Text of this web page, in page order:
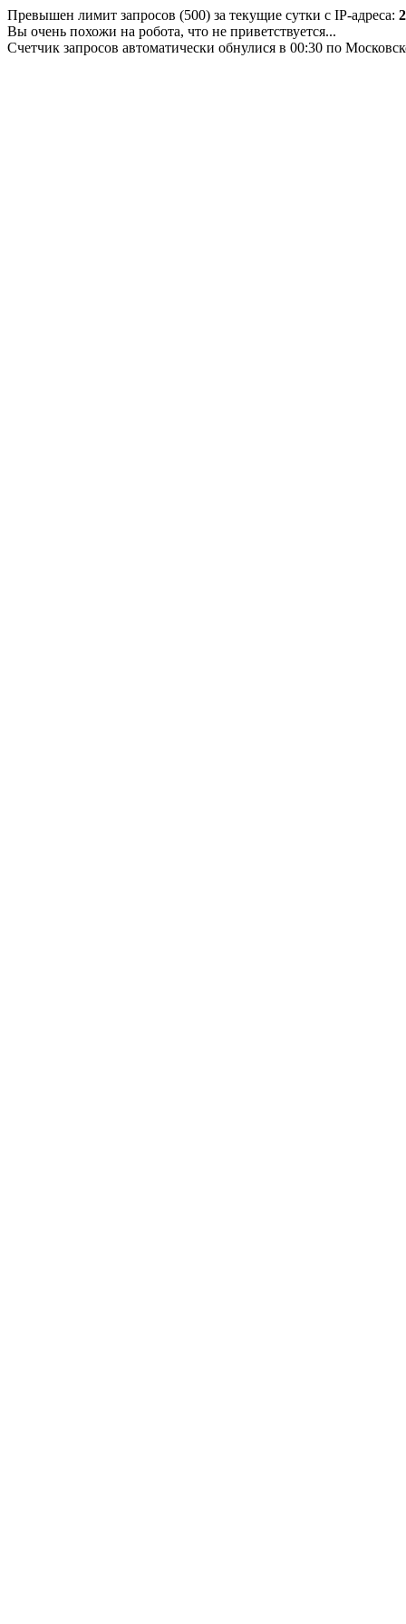
Превышен лимит запросов (500) за текущие сутки с IP-адреса:
Вы очень похожи на робота, что не приветствуется...
Счетчик запросов автоматически обнулися в 00:30 по